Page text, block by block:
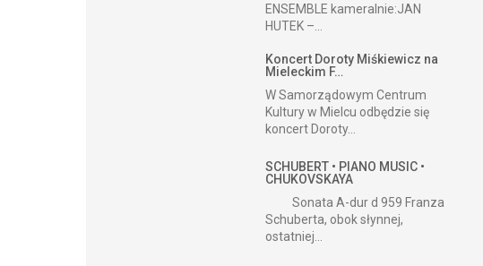
ENSEMBLE kameralnie:JAN
HUTEK –...
Koncert Doroty Miśkiewicz na
Mieleckim F…
W Samorządowym Centrum
Kultury w Mielcu odbędzie się
koncert Doroty...
SCHUBERT • PIANO MUSIC •
CHUKOVSKAYA
Sonata A-dur d 959 Franza
Schuberta, obok słynnej,
ostatniej...